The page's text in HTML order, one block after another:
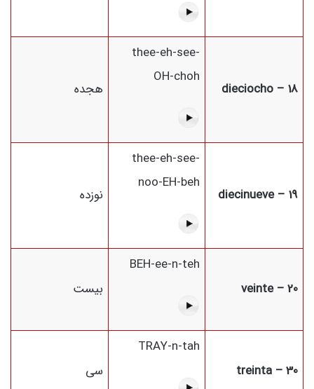
18 – dieciocho
thee-eh-see-
OH-choh
هجده
19 – diecinueve
thee-eh-see-
noo-EH-beh
نوزده
20 – veinte
BEH-ee-n-teh
بیست
30 – treinta
TRAY-n-tah
سی